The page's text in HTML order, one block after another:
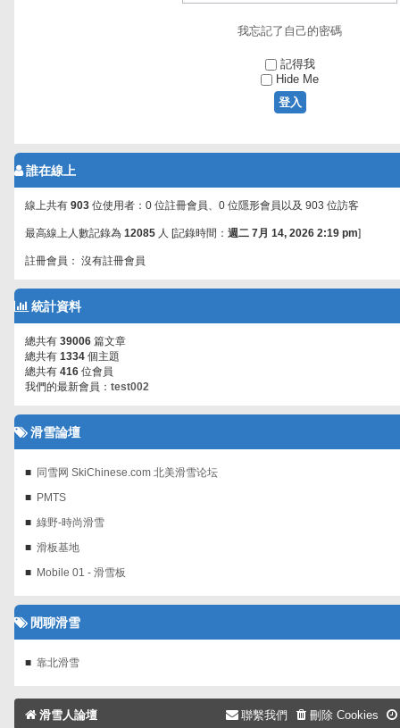
我忘記了自己的密碼
記得我
Hide Me
誰在線上
線上共有 903 位使用者：0 位註冊會員、0 位隱形會員以及 903 位訪客
最高線上人數記錄為 12085 人 [記錄時間： 週二 7月 14, 2026 2:19 pm]
註冊會員： 沒有註冊會員
統計資料
總共有 39006 篇文章
總共有 1334 個主題
總共有 416 位會員
我們的最新會員： test002
滑雪論壇
同雪网 SkiChinese.com 北美滑雪论坛
PMTS
綠野-時尚滑雪
滑板基地
Mobile 01 - 滑雪板
閒聊滑雪
靠北滑雪
滑雪人論壇 刪除 Cookies
聯繫我們